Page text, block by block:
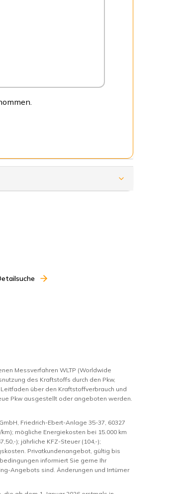
Messverfahren WLTP (Worldwide
des Kraftstoffs durch den Pkw,
über den Kraftstoffverbrauch und
Pkw ausgestellt oder angeboten werden.
Friedrich-Ebert-Anlage 35-37, 60327
mögliche Energiekosten bei 15.000 km
); jährliche KFZ-Steuer (104,-);
Privatkundenangebot, gültig bis
informiert Sie gerne Ihr
Angebots sind. Änderungen und Irrtümer